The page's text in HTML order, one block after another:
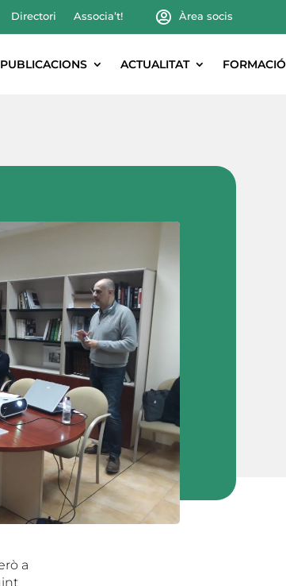
Directori Associa’t! Àrea socis
PUBLICACIONS ACTUALITAT FORMACIÓ
a